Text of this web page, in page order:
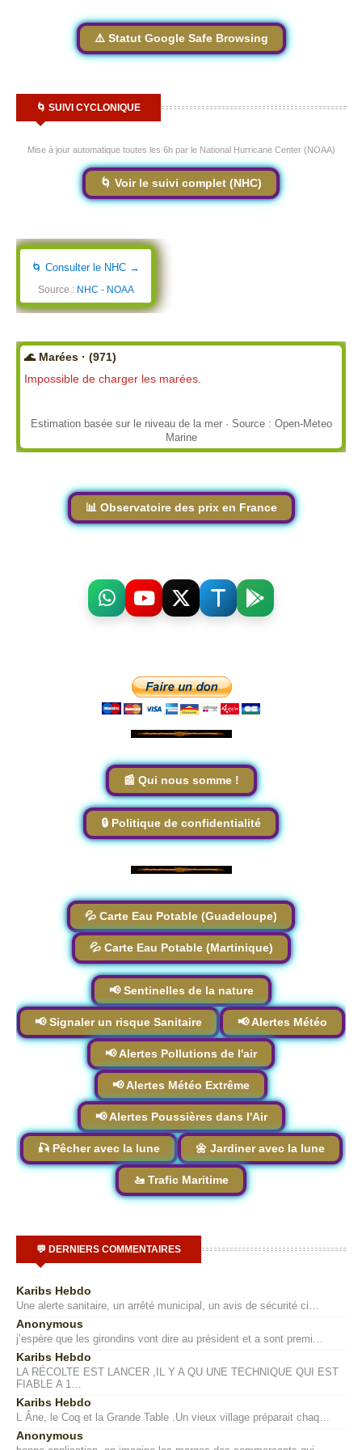
⚠️ Statut Google Safe Browsing
🌀 SUIVI CYCLONIQUE
Mise à jour automatique toutes les 6h par le National Hurricane Center (NOAA)
🌀 Voir le suivi complet (NHC)
🌀 Consulter le NHC →
Source : NHC - NOAA
🌊 Marées · (971)
Impossible de charger les marées.
Estimation basée sur le niveau de la mer · Source : Open-Meteo
Marine
📊 Observatoire des prix en France
📰 Qui nous somme !
🔒 Politique de confidentialité
💦 Carte Eau Potable (Guadeloupe)
💦 Carte Eau Potable (Martinique)
📢 Sentinelles de la nature
📢 Signaler un risque Sanitaire 📢 Alertes Météo
📢 Alertes Pollutions de l'air
📢 Alertes Météo Extrême
📢 Alertes Poussières dans l'Air
🎣 Pêcher avec la lune 🌼 Jardiner avec la lune
🚤 Trafic Maritime
💬 DERNIERS COMMENTAIRES
Karibs Hebdo
Une alerte sanitaire, un arrêté municipal, un avis de sécurité ci…
Anonymous
j’espère que les girondins vont dire au président et a sont premi…
Karibs Hebdo
LA RÉCOLTE EST LANCER ,IL Y A QU UNE TECHNIQUE QUI EST
FIABLE A 1…
Karibs Hebdo
L Âne, le Coq et la Grande Table .Un vieux village préparait chaq…
Anonymous